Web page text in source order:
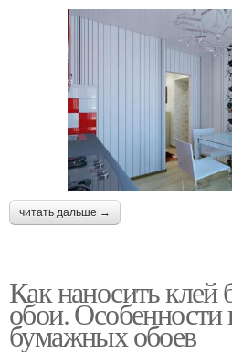
читать дальше →
Как наносить
обои. Особенности
бумажных обоев